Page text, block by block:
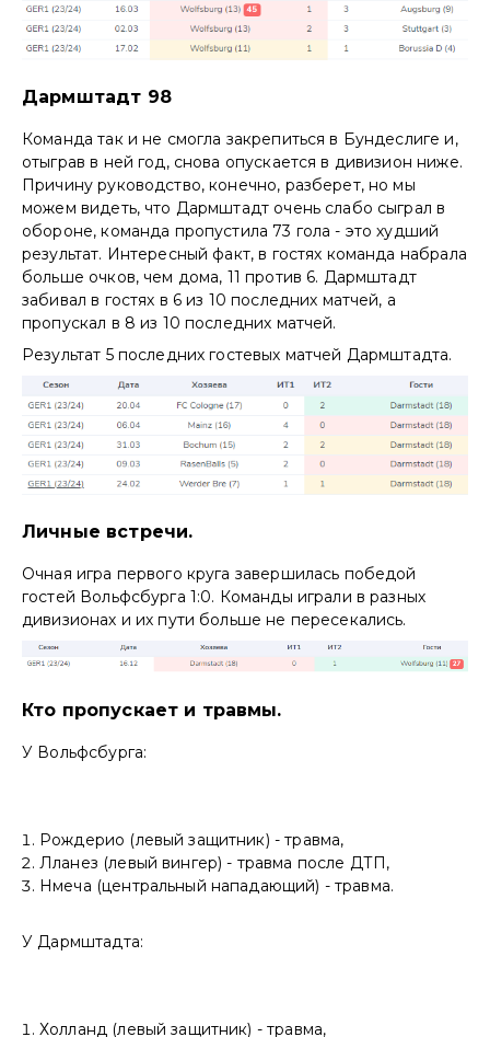
Дармштадт 98
Команда так и не смогла закрепиться в Бундеслиге и,
отыграв в ней год, снова опускается в дивизион ниже.
Причину руководство, конечно, разберет, но мы
можем видеть, что Дармштадт очень слабо сыграл в
обороне, команда пропустила 73 гола - это худший
результат. Интересный факт, в гостях команда набрала
больше очков, чем дома, 11 против 6. Дармштадт
забивал в гостях в 6 из 10 последних матчей, а
пропускал в 8 из 10 последних матчей.
Результат 5 последних гостевых матчей Дармштадта.
Личные встречи.
Очная игра первого круга завершилась победой
гостей Вольфсбурга 1:0. Команды играли в разных
дивизионах и их пути больше не пересекались.
Кто пропускает и травмы.
У Вольфсбурга:
Рождерио (левый защитник) - травма,
Лланез (левый вингер) - травма после ДТП,
Нмеча (центральный нападающий) - травма.
У Дармштадта:
Холланд (левый защитник) - травма,